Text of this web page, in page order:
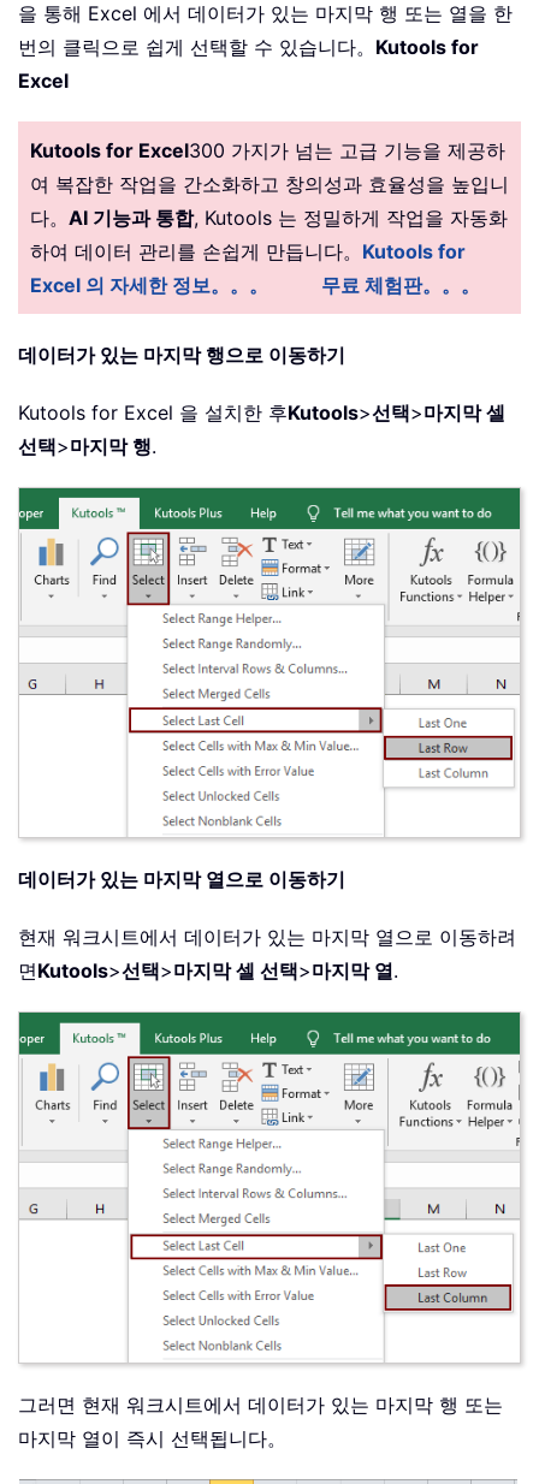
을 통해 Excel 에서 데이터가 있는 마지막 행 또는 열을 한
번의 클릭으로 쉽게 선택할 수 있습니다。 Kutools for
Excel
Kutools for Excel300 가지가 넘는 고급 기능을 제공하
여 복잡한 작업을 간소화하고 창의성과 효율성을 높입니
다。 AI 기능과 통합, Kutools 는 정밀하게 작업을 자동화
하여 데이터 관리를 손쉽게 만듭니다。 Kutools for
Excel 의 자세한 정보。。。
무료 체험판。。。
데이터가 있는 마지막 행으로 이동하기
Kutools for Excel 을 설치한 후Kutools>선택>마지막 셀
선택>마지막 행.
데이터가 있는 마지막 열으로 이동하기
현재 워크시트에서 데이터가 있는 마지막 열으로 이동하려
면Kutools>선택>마지막 셀 선택>마지막 열.
그러면 현재 워크시트에서 데이터가 있는 마지막 행 또는
마지막 열이 즉시 선택됩니다。